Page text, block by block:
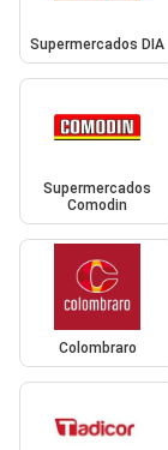
Supermercados DIA
Supermercados
Comodin
Colombraro